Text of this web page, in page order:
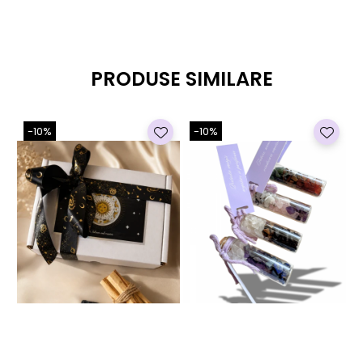
PRODUSE SIMILARE
-10% -10%